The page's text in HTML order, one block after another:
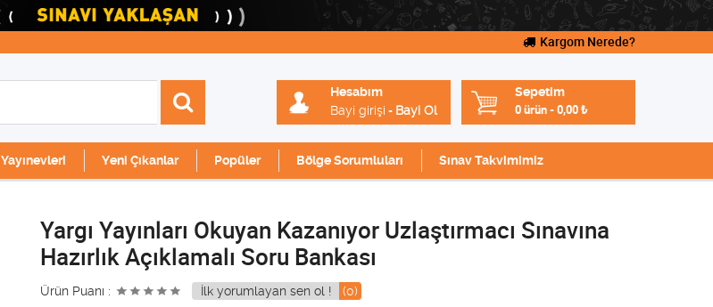
Kargom Nerede?
Sepetim
0 ürün - 0,00 ₺
Hesabım
Bayi girişi - Bayi Ol
Yayınevleri Yeni Çıkanlar Popüler Bölge Sorumluları Sınav Takvimimiz
Yargı Yayınları Okuyan Kazanıyor Uzlaştırmacı Sınavına
Hazırlık Açıklamalı Soru Bankası
Ürün Puanı : İlk yorumlayan sen ol !
(0)